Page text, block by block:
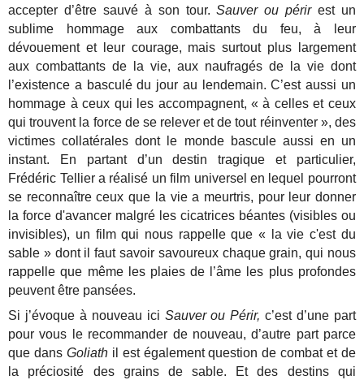
accepter d’être sauvé à son tour.Sauver ou périrest un
sublime hommage aux combattants du feu, à leur
dévouement et leur courage, mais surtout plus largement
aux combattants de la vie, aux naufragés de la vie dont
l’existence a basculé du jour au lendemain. C’est aussi un
hommage à ceux qui les accompagnent, « à celles et ceux
qui trouvent la force de se relever et de tout réinventer », des
victimes collatérales dont le monde bascule aussi en un
instant. En partant d’un destin tragique et particulier,
Frédéric Tellier a réalisé un film universel en lequel pourront
se reconnaître ceux que la vie a meurtris, pour leur donner
la force d'avancer malgré les cicatrices béantes (visibles ou
invisibles), un film qui nous rappelle que « la vie c'est du
sable » dont il faut savoir savoureux chaque grain, qui nous
rappelle que même les plaies de l’âme les plus profondes
peuvent être pansées.
Si j’évoque à nouveau ici Sauver ou Périr, c’est d’une part
pour vous le recommander de nouveau, d’autre part parce
que dans Goliath il est également question de combat et de
la préciosité des grains de sable. Et des destins qui